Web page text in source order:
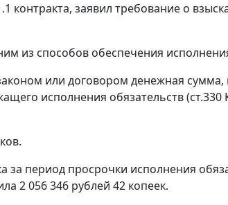
контракта, заявил требование о
из способов обеспечения
или договором денежная
исполнения обязательств (ст.330
за период просрочки исполнения
2 056 346 рублей 42 копеек.